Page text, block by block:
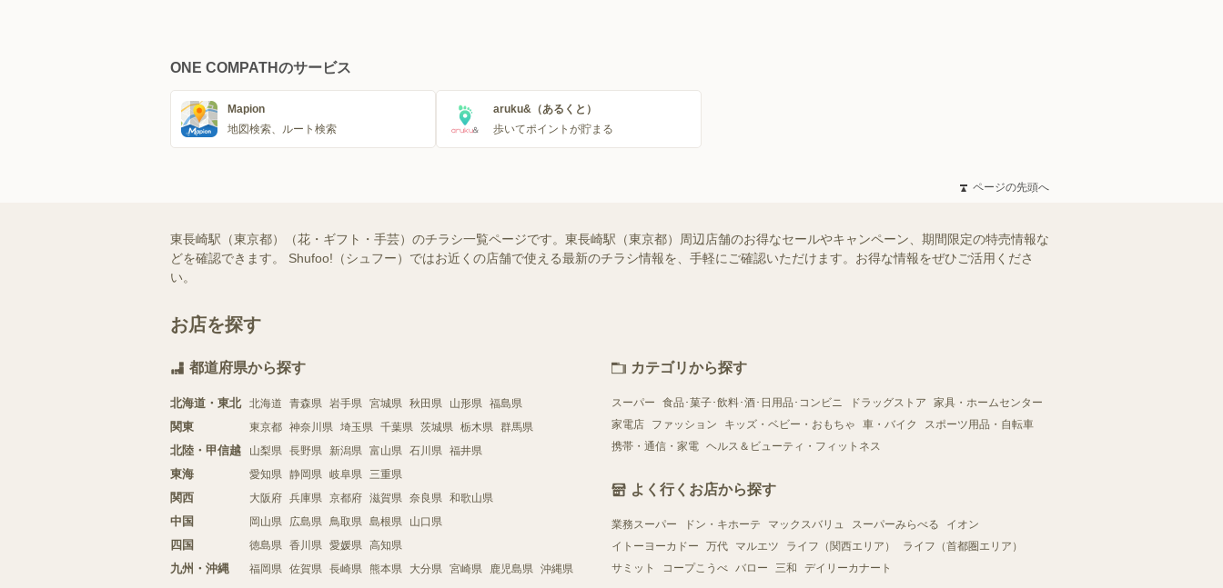
ONE COMPATHのサービス
Mapion
地図検索、ルート検索
aruku&（あるくと）
歩いてポイントが貯まる
ページの先頭へ
東長崎駅（東京都）（花・ギフト・手芸）のチラシ一覧ページです。東長崎駅（東京都）周辺店舗のお得なセールやキャンペーン、期間限定の特売情報な
どを確認できます。 Shufoo!（シュフー）ではお近くの店舗で使える最新のチラシ情報を、手軽にご確認いただけます。お得な情報をぜひご活用くださ
い。
お店を探す
都道府県から探す
北海道・東北 北海道 青森県 岩手県 宮城県 秋田県 山形県 福島県
関東 東京都 神奈川県 埼玉県 千葉県 茨城県 栃木県 群馬県
北陸・甲信越 山梨県 長野県 新潟県 富山県 石川県 福井県
東海 愛知県 静岡県 岐阜県 三重県
関西 大阪府 兵庫県 京都府 滋賀県 奈良県 和歌山県
中国 岡山県 広島県 鳥取県 島根県 山口県
四国 徳島県 香川県 愛媛県 高知県
九州・沖縄 福岡県 佐賀県 長崎県 熊本県 大分県 宮崎県 鹿児島県 沖縄県
カテゴリから探す
スーパー 食品･菓子･飲料･酒･日用品･コンビニ ドラッグストア
家具・ホームセンター
家電店
ファッション キッズ・ベビー・おもちゃ 車・バイク
スポーツ用品・自転車
携帯・通信・家電 ヘルス＆ビューティ・フィットネス
よく行くお店から探す
業務スーパー ドン・キホーテ マックスバリュ スーパーみらべる
イオン
イトーヨーカドー
万代 マルエツ ライフ（関西エリア）
ライフ（首都圏エリア）
サミット
コープこうべ バロー 三和 デイリーカナート